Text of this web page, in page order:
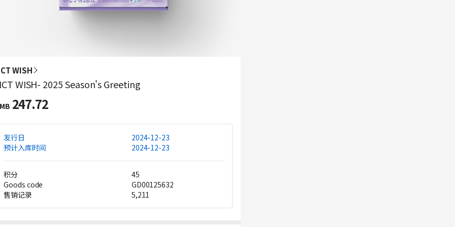
WISH
WISH- 2025 Season's Greeting
247.72
发行日
2024-12-23
预计入库时间
2024-12-23
积分
45
Goods code
GD00125632
售销记录
5,211